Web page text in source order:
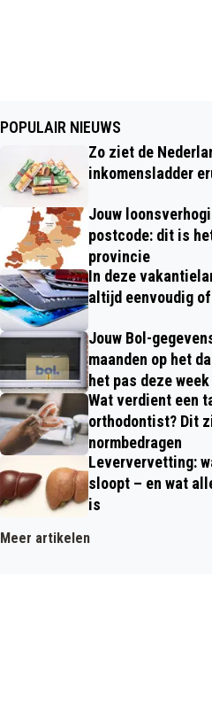
POPULAIR NIEUWS
Zo ziet de
inkomensladder
Jouw
postcode: dit is
provincie
In deze
altijd eenvoudig
Jouw Bol-
maanden op het
het pas deze week
Wat verdient een
orthodontist? Dit
normbedragen
Leververvetting:
sloopt – en wat
is
Meer artikelen